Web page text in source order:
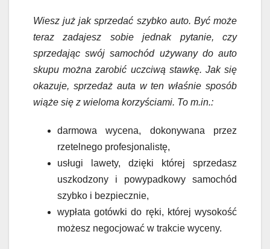
Wiesz już jak sprzedać szybko auto. Być może
teraz zadajesz sobie jednak pytanie, czy
sprzedając swój samochód używany do auto
skupu można zarobić uczciwą stawkę. Jak się
okazuje, sprzedaż auta w ten właśnie sposób
wiąże się z wieloma korzyściami. To m.in.:
darmowa wycena, dokonywana przez
rzetelnego profesjonalistę,
usługi lawety, dzięki której sprzedasz
uszkodzony i powypadkowy samochód
szybko i bezpiecznie,
wypłata gotówki do ręki, której wysokość
możesz negocjować w trakcie wyceny.